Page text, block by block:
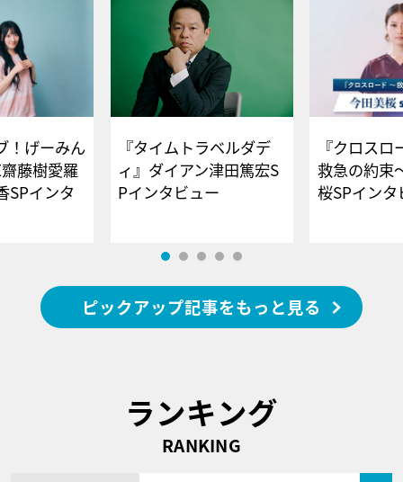
！げーみん
藤樹愛羅
SPインタ
『タイムトラベルダデ
ィ』ダイアン津田篤宏S
Pインタビュー
『クロス
救急の約束
桜SPイ
ピックアップ記事をもっと見る
ランキング
RANKING